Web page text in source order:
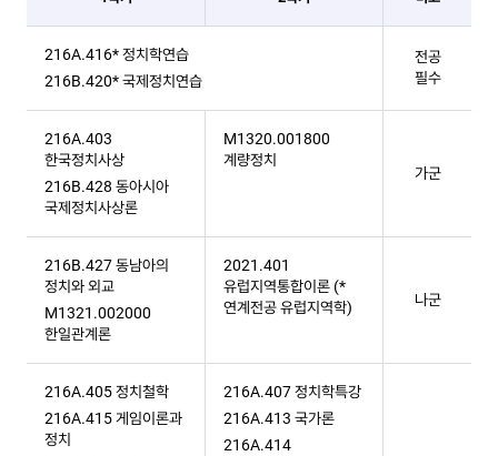
216A.416* 정치학연습
216B.420* 국제정치연습
전공
필수
216A.403
한국정치사상
216B.428 동아시아​
국제정치사상론
M1320.001800
계량정치
가군
216B.427 동남아의
정치와 외교
M1321.002000
한일관계론
2021.401
유럽지역통합이론 (*
연계전공 유럽지역학)
나군
216A.405 정치철학
216A.415 게임이론과
정치
216A.407 정치학특강
216A.413 국가론
216A.414